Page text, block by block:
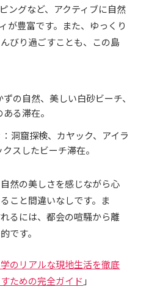
ングなど、アクティブに自然
が豊富です。また、ゆっくり
びり過ごすことも、この島
ずの自然、美しい白砂ビーチ、
る滞在。
：洞窟探検、カヤック、アイラ
スしたビーチ滞在。
然の美しさを感じながら心
こと間違いなしです。ま
るには、都会の喧騒から離
です。
のリアルな現地生活を徹底
ための完全ガイド 」